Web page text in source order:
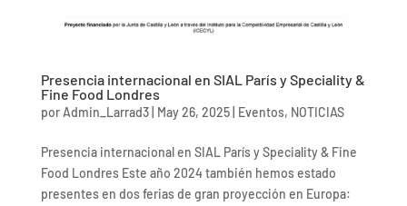
Presencia internacional en SIAL París y Speciality &
Fine Food Londres
porAdmin_Larrad3| May 26, 2025| Eventos, NOTICIAS
Presencia internacional en SIAL París y Speciality & Fine
Food Londres Este año 2024 también hemos estado
presentes en dos ferias de gran proyección en Europa: